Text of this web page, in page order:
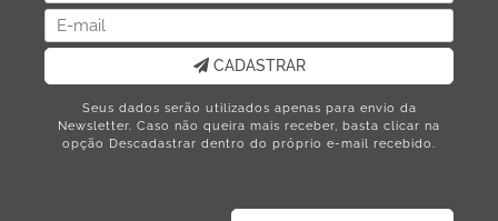
CADASTRAR
Seus dados serão utilizados apenas para envio da
Newsletter. Caso não queira mais receber, basta clicar na
opção Descadastrar dentro do próprio e-mail recebido.